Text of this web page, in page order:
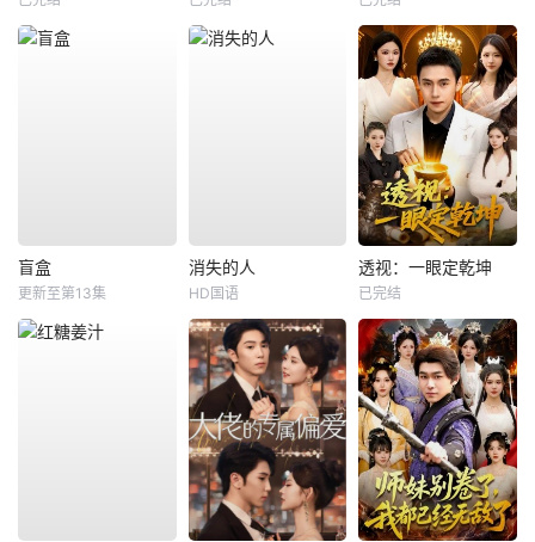
盲盒
更新至第13集
消失的人
HD国语
透视：一眼定乾坤
已完结